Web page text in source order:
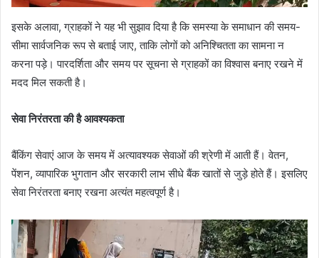
इसके अलावा, ग्राहकों ने यह भी सुझाव दिया है कि समस्या के समाधान की समय-
सीमा सार्वजनिक रूप से बताई जाए, ताकि लोगों को अनिश्चितता का सामना न
करना पड़े। पारदर्शिता और समय पर सूचना से ग्राहकों का विश्वास बनाए रखने में
मदद मिल सकती है।
सेवा निरंतरता की है आवश्यकता
बैंकिंग सेवाएं आज के समय में अत्यावश्यक सेवाओं की श्रेणी में आती हैं। वेतन,
पेंशन, व्यापारिक भुगतान और सरकारी लाभ सीधे बैंक खातों से जुड़े होते हैं। इसलिए
सेवा निरंतरता बनाए रखना अत्यंत महत्वपूर्ण है।